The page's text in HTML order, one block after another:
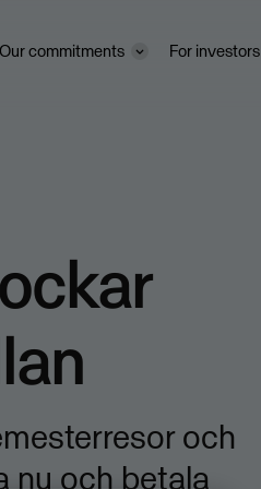
Our commitments For investors
och
nu och betala